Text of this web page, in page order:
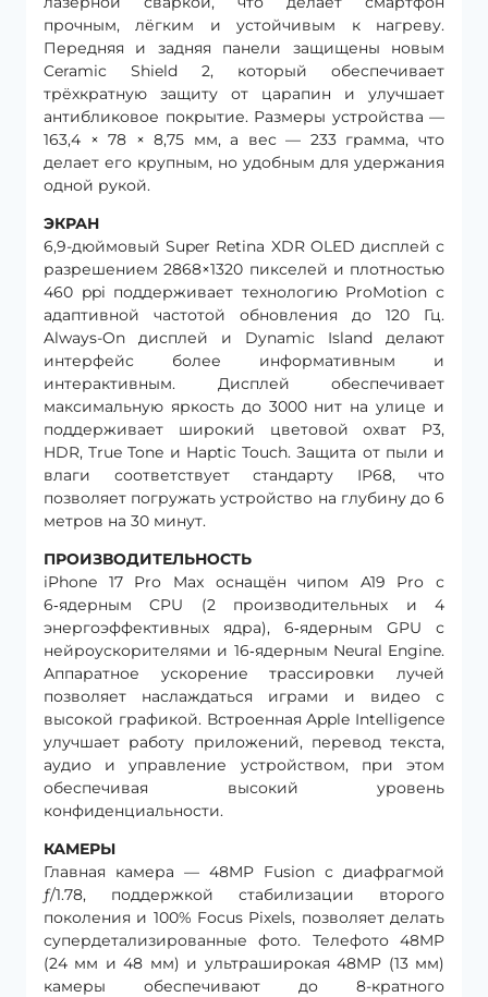
прочным, лёгким и устойчивым к нагреву.
Передняя и задняя панели защищены новым
Ceramic Shield 2, который обеспечивает
трёхкратную защиту от царапин и улучшает
антибликовое покрытие. Размеры устройства —
163,4 × 78 × 8,75 мм, а вес — 233 грамма, что
делает его крупным, но удобным для удержания
одной рукой.
ЭКРАН
6,9-дюймовый Super Retina XDR OLED дисплей с
разрешением 2868×1320 пикселей и плотностью
460 ppi поддерживает технологию ProMotion с
адаптивной частотой обновления до 120 Гц.
Always-On дисплей и Dynamic Island делают
интерфейс более информативным и
интерактивным. Дисплей обеспечивает
максимальную яркость до 3000 нит на улице и
поддерживает широкий цветовой охват P3,
HDR, True Tone и Haptic Touch. Защита от пыли и
влаги соответствует стандарту IP68, что
позволяет погружать устройство на глубину до 6
метров на 30 минут.
ПРОИЗВОДИТЕЛЬНОСТЬ
iPhone 17 Pro Max оснащён чипом A19 Pro с
6‑ядерным CPU (2 производительных и 4
энергоэффективных ядра), 6‑ядерным GPU с
нейроускорителями и 16‑ядерным Neural Engine.
Аппаратное ускорение трассировки лучей
позволяет наслаждаться играми и видео с
высокой графикой. Встроенная Apple Intelligence
улучшает работу приложений, перевод текста,
аудио и управление устройством, при этом
обеспечивая высокий уровень
конфиденциальности.
КАМЕРЫ
Главная камера — 48MP Fusion с диафрагмой
ƒ/1.78, поддержкой стабилизации второго
поколения и 100% Focus Pixels, позволяет делать
супердетализированные фото. Телефото 48MP
(24 мм и 48 мм) и ультраширокая 48MP (13 мм)
камеры обеспечивают до 8-кратного